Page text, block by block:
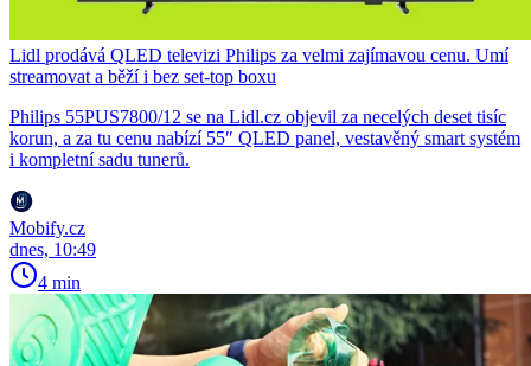
Lidl prodává QLED televizi Philips za velmi zajímavou cenu. Umí
streamovat a běží i bez set-top boxu
Philips 55PUS7800/12 se na Lidl.cz objevil za necelých deset tisíc
korun, a za tu cenu nabízí 55″ QLED panel, vestavěný smart systém
i kompletní sadu tunerů.
Mobify.cz
dnes, 10:49
4 min